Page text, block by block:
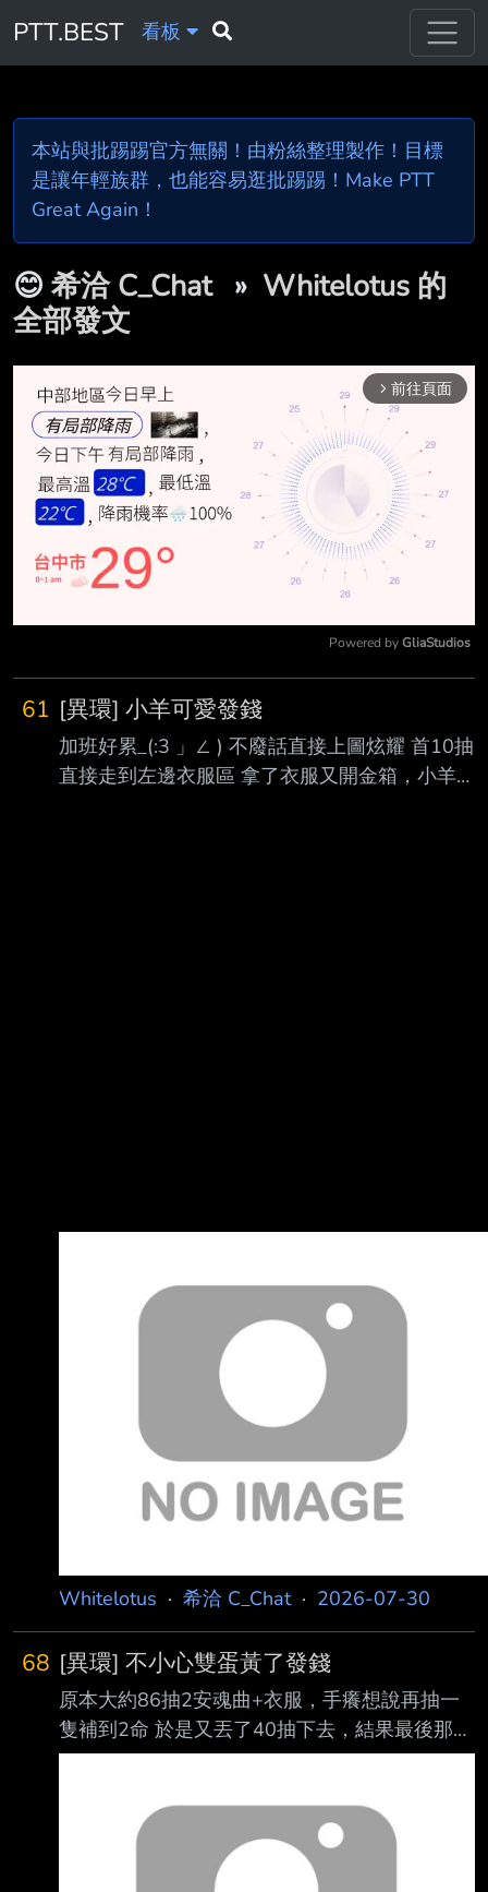
PTT.BEST 看板
本站與批踢踢官方無關！由粉絲整理製作！目標
是讓年輕族群，也能容易逛批踢踢！Make PTT
Great Again！
😊 希洽 C_Chat » Whitelotus 的
全部發文
arrow_forward_ios 前往頁面
Powered by GliaStudios
61 [異環] 小羊可愛發錢
加班好累_(:3 」∠ ) 不廢話直接上圖炫耀 首10抽
直接走到左邊衣服區 拿了衣服又開金箱，小羊就
Whitelotus · 希洽 C_Chat· 2026-07-30
68 [異環] 不小心雙蛋黃了發錢
原本大約86抽2安魂曲+衣服，手癢想說再抽一
隻補到2命 於是又丟了40抽下去，結果最後那十
抽跳了雙蛋黃
下只能發錢了呢(′・ω・) 以下前50推提到安魂曲
的發稅前20P
https://i.meee.com.tw/47tUZNr.png 車皮也順便